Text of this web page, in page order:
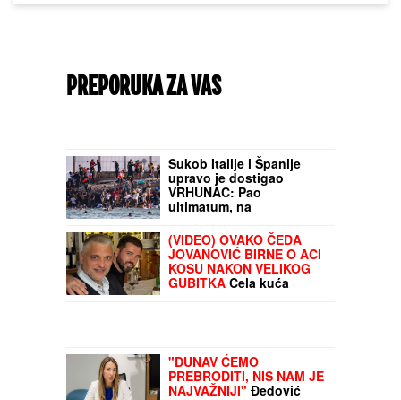
PREPORUKA ZA VAS
Sukob Italije i Španije
upravo je dostigao
VRHUNAC: Pao